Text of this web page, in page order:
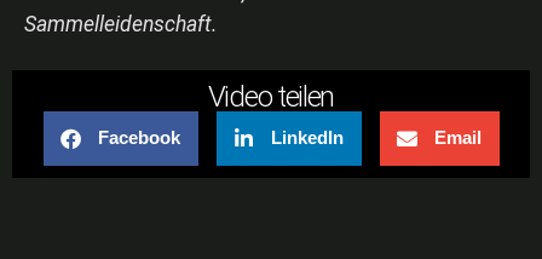
Sammelleidenschaft.
Video teilen
Facebook LinkedIn Email